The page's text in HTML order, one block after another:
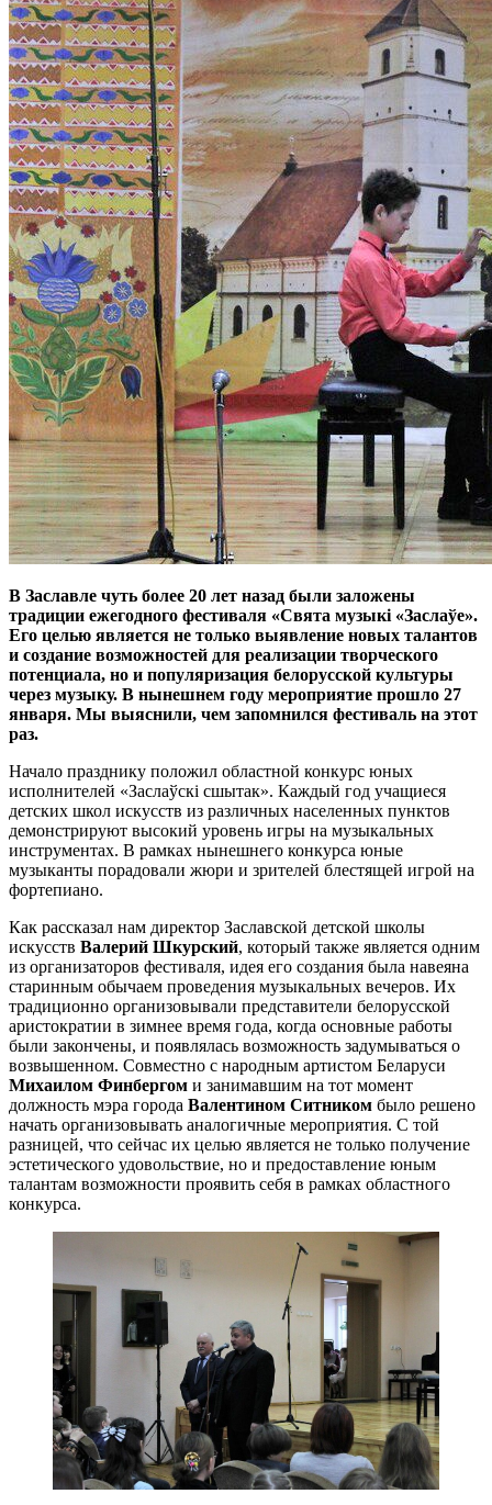
В Заславле чуть более 20 лет назад были заложены
традиции ежегодного фестиваля «Свята музыкі «Заслаўе».
Его целью является не только выявление новых талантов
и создание возможностей для реализации творческого
потенциала, но и популяризация белорусской культуры
через музыку. В нынешнем году мероприятие прошло 27
января. Мы выяснили, чем запомнился фестиваль на этот
раз.
Начало празднику положил областной конкурс юных
исполнителей «Заслаўскі сшытак». Каждый год учащиеся
детских школ искусств из различных населенных пунктов
демонстрируют высокий уровень игры на музыкальных
инструментах. В рамках нынешнего конкурса юные
музыканты порадовали жюри и зрителей блестящей игрой на
фортепиано.
Как рассказал нам директор Заславской детской школы
искусств Валерий Шкурский, который также является одним
из организаторов фестиваля, идея его создания была навеяна
старинным обычаем проведения музыкальных вечеров. Их
традиционно организовывали представители белорусской
аристократии в зимнее время года, когда основные работы
были закончены, и появлялась возможность задумываться о
возвышенном. Совместно с народным артистом Беларуси
Михаилом Финбергом и занимавшим на тот момент
должность мэра города Валентином Ситником было решено
начать организовывать аналогичные мероприятия. С той
разницей, что сейчас их целью является не только получение
эстетического удовольствие, но и предоставление юным
талантам возможности проявить себя в рамках областного
конкурса.